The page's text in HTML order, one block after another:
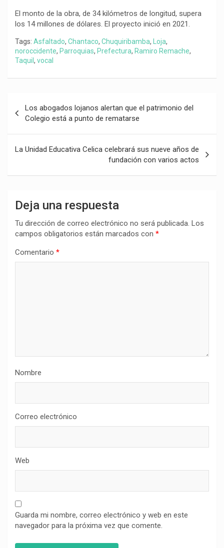
El monto de la obra, de 34 kilómetros de longitud, supera
los 14 millones de dólares. El proyecto inició en 2021.
Tags: Asfaltado, Chantaco, Chuquiribamba, Loja,
noroccidente, Parroquias, Prefectura, Ramiro Remache,
Taquil , vocal
de
entradas
Los abogados lojanos alertan que el patrimonio del
Colegio está a punto de rematarse
La Unidad Educativa Celica celebrará sus nueve años de
fundación con varios actos
Deja una respuesta
Tu dirección de correo electrónico no será publicada. Los
campos obligatorios están marcados con *
Comentario *
Nombre
Correo electrónico
Web
Guarda mi nombre, correo electrónico y web en este
navegador para la próxima vez que comente.